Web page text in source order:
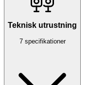
Teknisk utrustning
7 specifikationer